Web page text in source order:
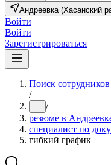
Андреевка (Хасанский
Войти
Войти
Зарегистрироваться
Поиск
/
... /
резюме в
специалист по
гибкий график